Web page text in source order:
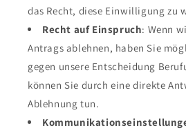
das Recht, diese Einwilligung zu
Recht auf Einspruch: Wenn
Antrags ablehnen, haben Sie
gegen unsere Entscheidung
können Sie durch eine direkte
Ablehnung tun.